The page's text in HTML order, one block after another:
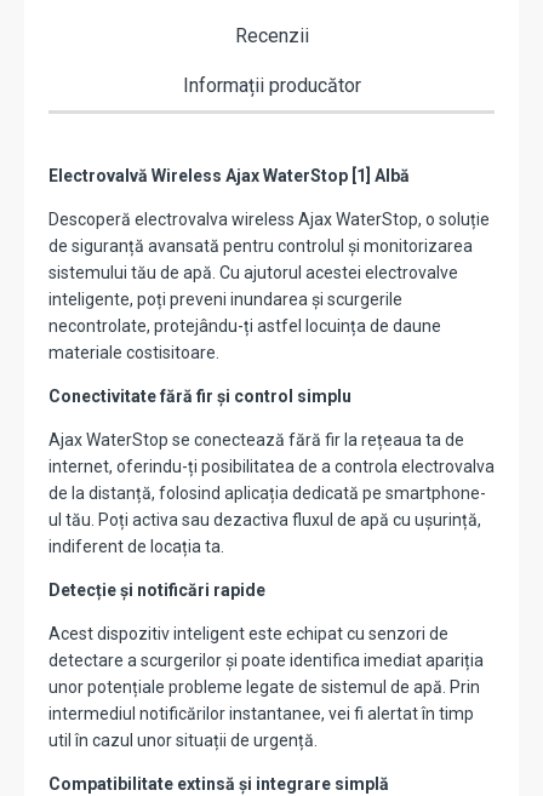
Recenzii
Informații producător
Electrovalvă Wireless Ajax WaterStop [1] Albă
Descoperă electrovalva wireless Ajax WaterStop, o soluție
de siguranță avansată pentru controlul și monitorizarea
sistemului tău de apă. Cu ajutorul acestei electrovalve
inteligente, poți preveni inundarea și scurgerile
necontrolate, protejându-ți astfel locuința de daune
materiale costisitoare.
Conectivitate fără fir și control simplu
Ajax WaterStop se conectează fără fir la rețeaua ta de
internet, oferindu-ți posibilitatea de a controla electrovalva
de la distanță, folosind aplicația dedicată pe smartphone-
ul tău. Poți activa sau dezactiva fluxul de apă cu ușurință,
indiferent de locația ta.
Detecție și notificări rapide
Acest dispozitiv inteligent este echipat cu senzori de
detectare a scurgerilor și poate identifica imediat apariția
unor potențiale probleme legate de sistemul de apă. Prin
intermediul notificărilor instantanee, vei fi alertat în timp
util în cazul unor situații de urgență.
Compatibilitate extinsă și integrare simplă